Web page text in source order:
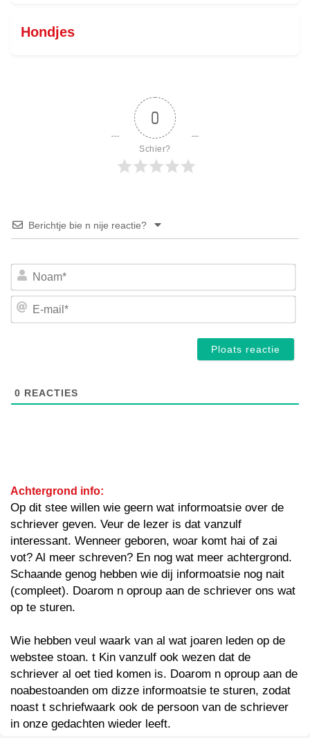
Hondjes
0
Schier?
Berichtje bie n nije reactie?
E-
0 REACTIES
Achtergrond info:
Op dit stee willen wie geern wat informoatsie over de
schriever geven. Veur de lezer is dat vanzulf
interessant. Wenneer geboren, woar komt hai of zai
vot? Al meer schreven? En nog wat meer achtergrond.
Schaande genog hebben wie dij informoatsie nog nait
(compleet). Doarom n oproup aan de schriever ons wat
op te sturen.
Wie hebben veul waark van al wat joaren leden op de
webstee stoan. t Kin vanzulf ook wezen dat de
schriever al oet tied komen is. Doarom n oproup aan de
noabestoanden om dizze informoatsie te sturen, zodat
noast t schriefwaark ook de persoon van de schriever
in onze gedachten wieder leeft.